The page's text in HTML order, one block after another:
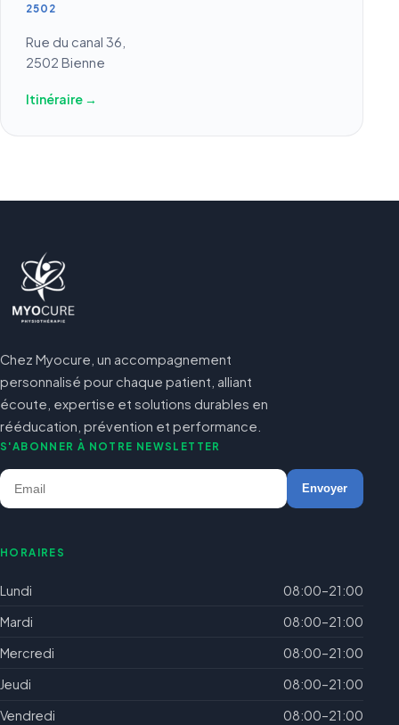
2502
Rue du canal 36,
2502 Bienne
Itinéraire →
Chez Myocure, un accompagnement
personnalisé pour chaque patient, alliant
écoute, expertise et solutions durables en
rééducation, prévention et performance.
S'ABONNER À NOTRE NEWSLETTER
Envoyer
HORAIRES
Lundi
08:00–21:00
Mardi
08:00–21:00
Mercredi
08:00–21:00
Jeudi
08:00–21:00
Vendredi
08:00–21:00